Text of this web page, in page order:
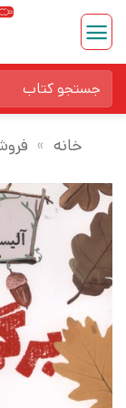
Skip
content
برای:
خانه »